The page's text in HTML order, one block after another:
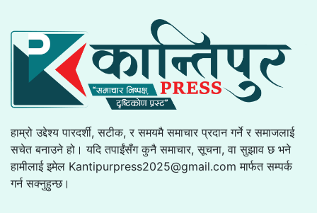
हाम्रो उद्देश्य पारदर्शी, सटीक, र समयमै समाचार प्रदान गर्ने र समाजलाई
सचेत बनाउने हो। यदि तपाईंसँग कुनै समाचार, सूचना, वा सुझाव छ भने
हामीलाई इमेल Kantipurpress2025@gmail.com मार्फत सम्पर्क
गर्न सक्नुहुन्छ।